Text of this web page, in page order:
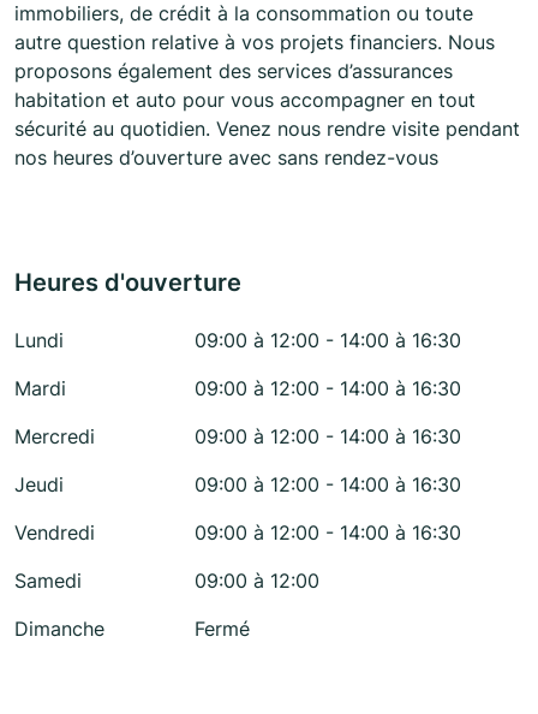
immobiliers, de crédit à la consommation ou toute
autre question relative à vos projets financiers. Nous
proposons également des services d’assurances
habitation et auto pour vous accompagner en tout
sécurité au quotidien. Venez nous rendre visite pendant
nos heures d’ouverture avec sans rendez-vous
Heures d'ouverture
Lundi
09:00 à 12:00 - 14:00 à 16:30
Mardi
09:00 à 12:00 - 14:00 à 16:30
Mercredi
09:00 à 12:00 - 14:00 à 16:30
Jeudi
09:00 à 12:00 - 14:00 à 16:30
Vendredi
09:00 à 12:00 - 14:00 à 16:30
Samedi
09:00 à 12:00
Dimanche
Fermé